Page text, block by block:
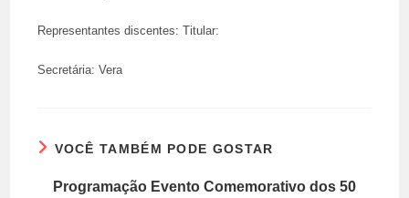
Representantes discentes: Titular:
Secretária: Vera
VOCÊ TAMBÉM PODE GOSTAR
Programação Evento Comemorativo dos 50